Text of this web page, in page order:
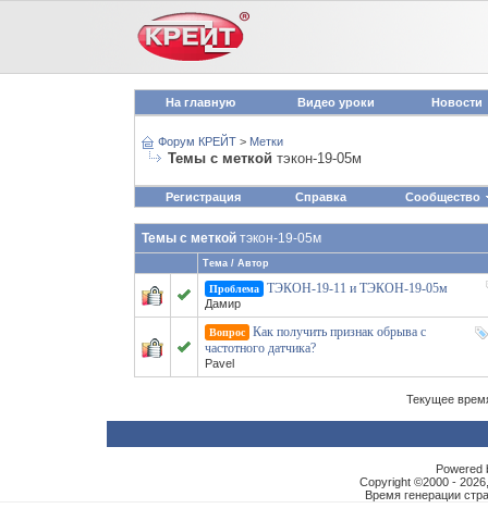
На главную Видео уроки Новости
Форум КРЕЙТ > Метки
Темы с меткой тэкон-19-05м
Регистрация Справка Сообщество
Темы с меткой тэкон-19-05м
Тема / Автор
Проблема ТЭКОН-19-11 и ТЭКОН-19-05м
Дамир
Вопрос
Как получить признак обрыва с
частотного датчика?
Pavel
Текущее
Powered
Copyright ©2000 -
Время генерации